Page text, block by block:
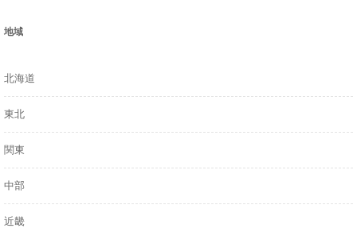
地域
北海道
東北
関東
中部
近畿